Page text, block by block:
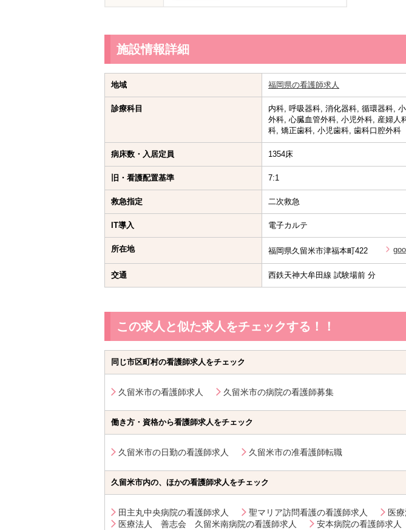
施設情報詳細
地域 福岡県の看護師求人
診療科目
内科, 呼吸器科, 消化器科, 循環器科,
外科, 心臓血管外科, 小児外科, 産婦人
科, 矯正歯科, 小児歯科, 歯科口腔外科
病床数・入居定員 1354床
旧・看護配置基準 7:1
救急指定 二次救急
IT導入 電子カルテ
所在地 福岡県久留米市津福本町422
交通 西鉄天神大牟田線 試験場前 分
この求人と似た求人をチェックする！！
同じ市区町村の看護師求人をチェック
久留米市の看護師求人 久留米市の病院の看護師募集
働き方・資格から看護師求人をチェック
久留米市の日勤の看護師求人 久留米市の准看護師転職
久留米市内の、ほかの看護師求人をチェック
田主丸中央病院の看護師求人 聖マリア訪問看護の看護師求人
医
医療法人 善志会 久留米南病院の看護師求人
安本病院の看護師求人